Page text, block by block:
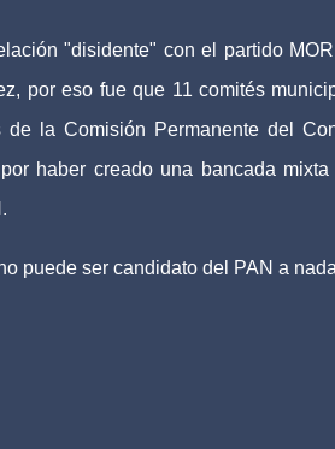
"disidente" con el partido
por eso fue que 11 comités
la Comisión Permanente del
haber creado una bancada mixta
puede ser candidato del PAN a